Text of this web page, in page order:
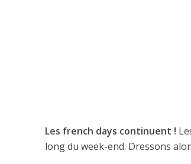
Les french days continuent !
long du week-end. Dressons